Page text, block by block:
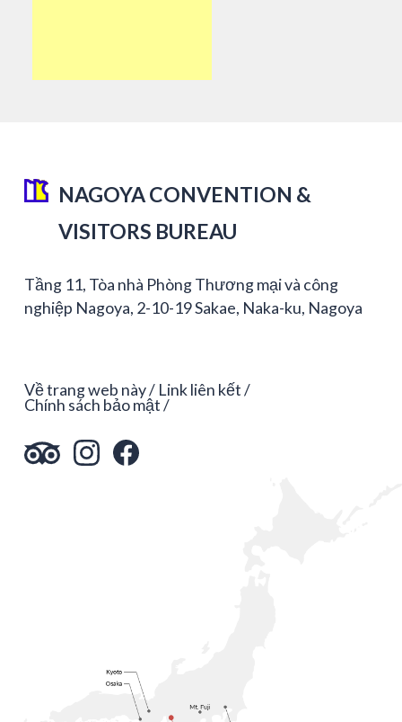
NAGOYA CONVENTION &
VISITORS BUREAU
Tầng 11, Tòa nhà Phòng Thương mại và công
nghiệp Nagoya, 2-10-19 Sakae, Naka-ku, Nagoya
Về trang web này Link liên kết
Chính sách bảo mật